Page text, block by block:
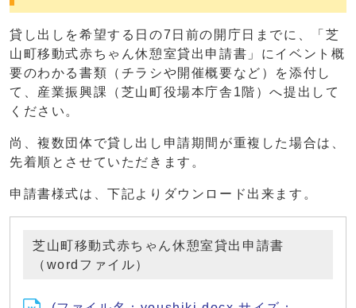
貸し出しを希望する日の7日前の開庁日までに、「芝
山町移動式赤ちゃん休憩室貸出申請書」にイベント概
要のわかる書類（チラシや開催概要など）を添付し
て、産業振興課（芝山町役場本庁舎1階）へ提出して
ください。
尚、複数団体で貸し出し申請期間が重複した場合は、
先着順とさせていただきます。
申請書様式は、下記よりダウンロード出来ます。
芝山町移動式赤ちゃん休憩室貸出申請書
（wordファイル）